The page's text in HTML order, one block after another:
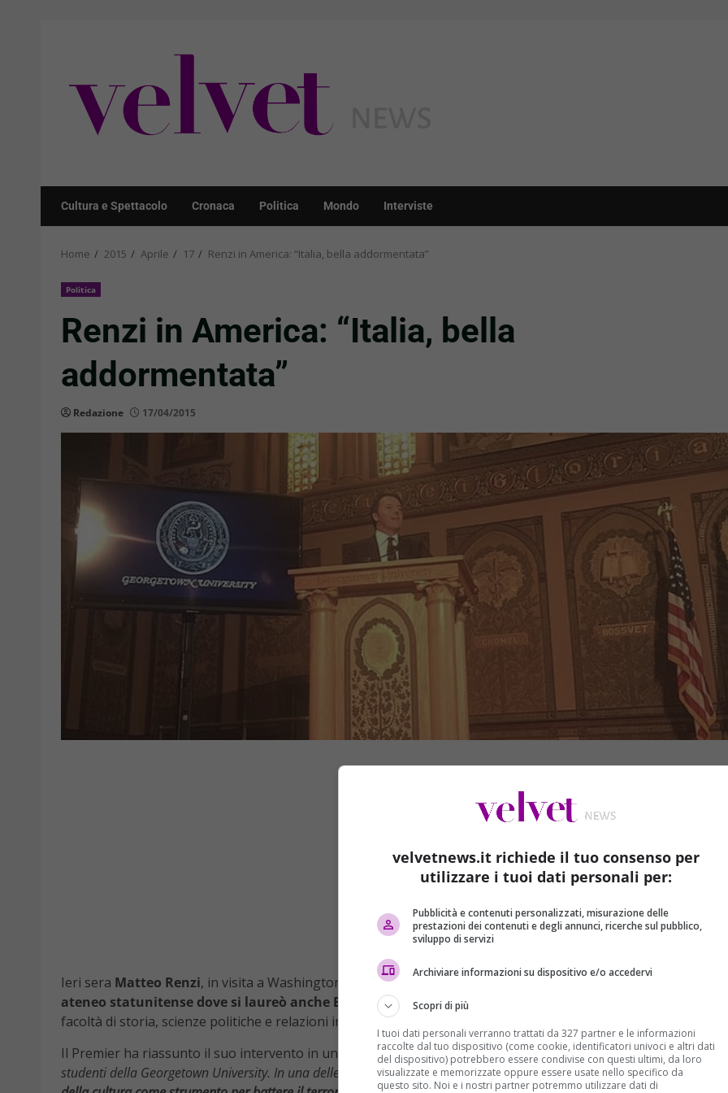
Cultura e Spettacolo Cronaca Politica Mondo Interviste
Home 2015 Aprile 17 Renzi in America: “Italia, bella addormentata”
Politica
Renzi in America: “Italia, bella
addormentata”
Redazione 17/04/2015
Ieri sera Matteo Renzi, in visita a Washington, si è recato nella
Georgetown University, il prestigioso
ateneo statunitense dove si laureò anche Bill Clinton
. Qui ha incontrato gli studenti che frequentano le
facoltà di storia, scienze politiche e relazioni internazionali.
Il Premier ha riassunto il suo intervento in un
articolato post su Facebook: “Oggi pomeriggio ho parlato agli
studenti della Georgetown University. In una delle università americane più importantiho voluto ribadire l’importanza
velvetnews.it richiede il tuo consenso per
utilizzare i tuoi dati personali per:
Pubblicità e contenuti personalizzati, misurazione delle
prestazioni dei contenuti e degli annunci, ricerche sul pubblico,
sviluppo di servizi
Archiviare informazioni su dispositivo e/o accedervi
Scopri di più
I tuoi dati personali verranno trattati da 327 partner e le informazioni
raccolte dal tuo dispositivo (come cookie, identificatori univoci e altri dati
del dispositivo) potrebbero essere condivise con questi ultimi, da loro
visualizzate e memorizzate oppure essere usate nello specifico da
questo sito. Noi e i nostri partner potremmo utilizzare dati di